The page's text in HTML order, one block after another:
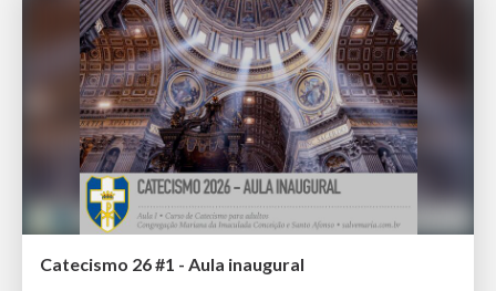
Catecismo 26 #1 - Aula inaugural